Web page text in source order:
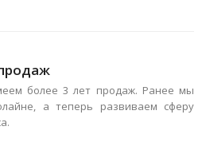
более 3 лет продаж. Ранее мы
а теперь развиваем сферу